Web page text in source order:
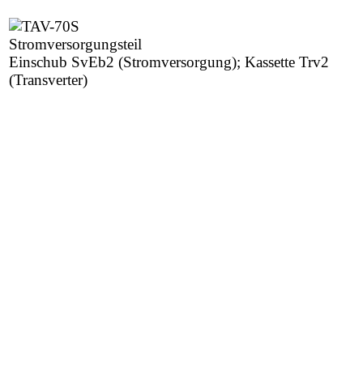
Stromversorgungsteil
Einschub SvEb2 (Stromversorgung); Kassette Trv2
(Transverter)